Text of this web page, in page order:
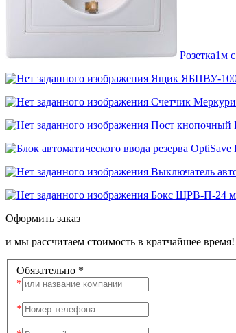
Розетка1м
Ящик ЯБПВУ-
Счетчик
Пост кнопочный
Выключатель
Бокс ЩРВ-П-24
Оформить заказ
и мы рассчитаем стоимость в кратчайшее время!
Обязательно *